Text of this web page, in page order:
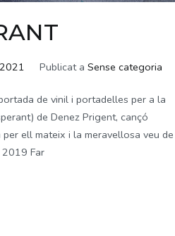
Publicat aSense categoria
de vinil i portadelles per a la
de Denez Prigent, cançó
ell mateix i la meravellosa veu de
2019 Far